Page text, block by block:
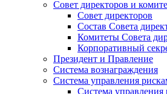
Совет директоров и
Совет директоров
Состав Совета
Комитеты Совета
Корпоративный
Президент и Правление
Система вознаграждения
Система управления
Система управления